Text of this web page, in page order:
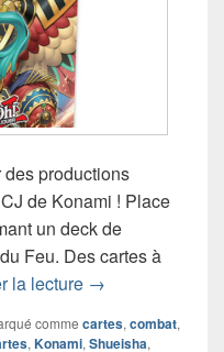
productions
de Konami ! Place
un deck de
Feu. Des cartes à
la lecture Chronique jeu
→
comme cartes, combat,
, Konami, Shueisha,